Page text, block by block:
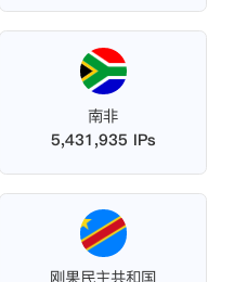
南非
5,431,935 IPs